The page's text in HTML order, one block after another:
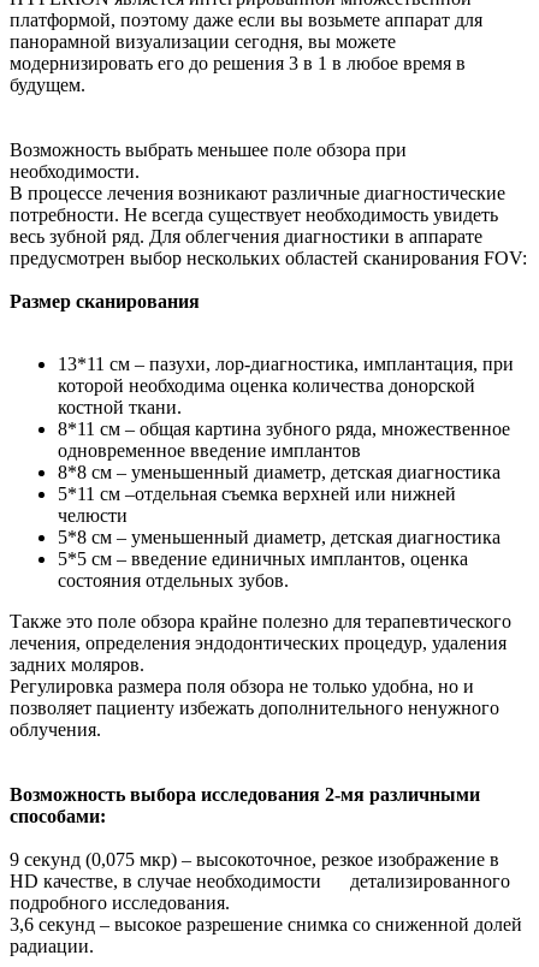
платформой, поэтому даже если вы возьмете аппарат для
панорамной визуализации сегодня, вы можете
модернизировать его до решения 3 в 1 в любое время в
будущем.
Возможность выбрать меньшее поле обзора при
необходимости.
В процессе лечения возникают различные диагностические
потребности. Не всегда существует необходимость увидеть
весь зубной ряд. Для облегчения диагностики в аппарате
предусмотрен выбор нескольких областей сканирования FOV:
Размер сканирования
13*11 см – пазухи, лор-диагностика, имплантация, при
которой необходима оценка количества донорской
костной ткани.
8*11 см – общая картина зубного ряда, множественное
одновременное введение имплантов
8*8 см – уменьшенный диаметр, детская диагностика
5*11 см –отдельная съемка верхней или нижней
челюсти
5*8 см – уменьшенный диаметр, детская диагностика
5*5 см – введение единичных имплантов, оценка
состояния отдельных зубов.
Также это поле обзора крайне полезно для терапевтического
лечения, определения эндодонтических процедур, удаления
задних моляров.
Регулировка размера поля обзора не только удобна, но и
позволяет пациенту избежать дополнительного ненужного
облучения.
Возможность выбора исследования 2-мя различными
способами:
9 секунд (0,075 мкр) – высокоточное, резкое изображение в
HD качестве, в случае необходимости детализированного
подробного исследования.
3,6 секунд – высокое разрешение снимка со сниженной долей
радиации.